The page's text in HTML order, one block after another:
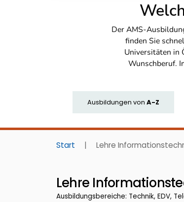
Der AMS-
finden Sie
Universitäten in
Wunschberuf.
Ausbildungen von A-Z
Start | Lehre
Lehre
Ausbildungsbereiche: Technik, EDV,